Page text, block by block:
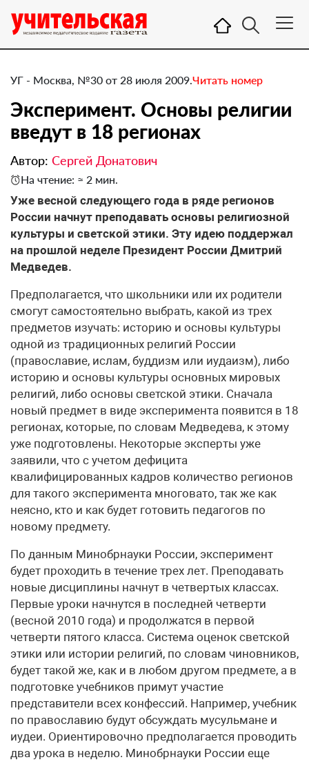
УГ - Москва, №30 от 28 июля 2009.Читать номер
Эксперимент. Основы религии
введут в 18 регионах
Автор: Сергей Донатович
На чтение: ≈ 2 мин.
Уже весной следующего года в ряде регионов
России начнут преподавать основы религиозной
культуры и светской этики. Эту идею поддержал
на прошлой неделе Президент России Дмитрий
Медведев.
Предполагается, что школьники или их родители
смогут самостоятельно выбрать, какой из трех
предметов изучать: историю и основы культуры
одной из традиционных религий России
(православие, ислам, буддизм или иудаизм), либо
историю и основы культуры основных мировых
религий, либо основы светской этики. Сначала
новый предмет в виде эксперимента появится в 18
регионах, которые, по словам Медведева, к этому
уже подготовлены. Некоторые эксперты уже
заявили, что с учетом дефицита
квалифицированных кадров количество регионов
для такого эксперимента многовато, так же как
неясно, кто и как будет готовить педагогов по
новому предмету.
По данным Минобрнауки России, эксперимент
будет проходить в течение трех лет. Преподавать
новые дисциплины начнут в четвертых классах.
Первые уроки начнутся в последней четверти
(весной 2010 года) и продолжатся в первой
четверти пятого класса. Система оценок светской
этики или истории религий, по словам чиновников,
будет такой же, как и в любом другом предмете, а в
подготовке учебников примут участие
представители всех конфессий. Например, учебник
по православию будут обсуждать мусульмане и
иудеи. Ориентировочно предполагается проводить
два урока в неделю. Минобрнауки России еще